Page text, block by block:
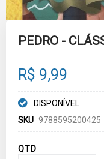
gallery
PEDRO -
R$ 9,99
DISPONÍVEL
SKU 9788595200425
QTD